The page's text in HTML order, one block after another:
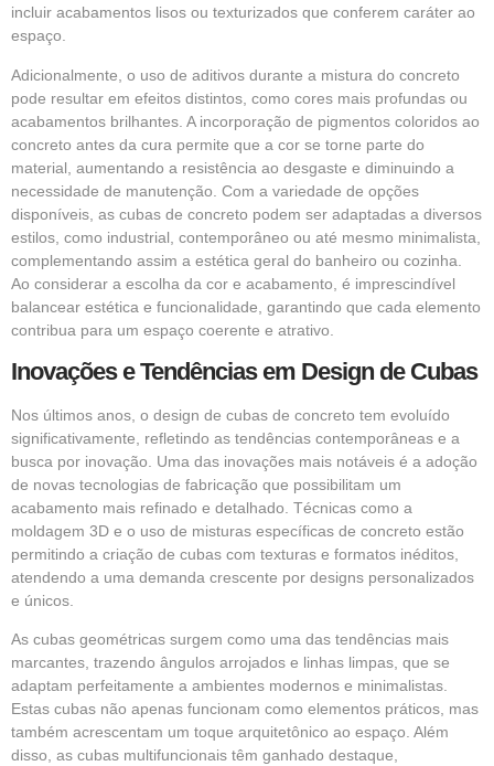
incluir acabamentos lisos ou texturizados que conferem caráter ao
espaço.
Adicionalmente, o uso de aditivos durante a mistura do concreto
pode resultar em efeitos distintos, como cores mais profundas ou
acabamentos brilhantes. A incorporação de pigmentos coloridos ao
concreto antes da cura permite que a cor se torne parte do
material, aumentando a resistência ao desgaste e diminuindo a
necessidade de manutenção. Com a variedade de opções
disponíveis, as cubas de concreto podem ser adaptadas a diversos
estilos, como industrial, contemporâneo ou até mesmo minimalista,
complementando assim a estética geral do banheiro ou cozinha.
Ao considerar a escolha da cor e acabamento, é imprescindível
balancear estética e funcionalidade, garantindo que cada elemento
contribua para um espaço coerente e atrativo.
Inovações e Tendências em Design de Cubas
Nos últimos anos, o design de cubas de concreto tem evoluído
significativamente, refletindo as tendências contemporâneas e a
busca por inovação. Uma das inovações mais notáveis é a adoção
de novas tecnologias de fabricação que possibilitam um
acabamento mais refinado e detalhado. Técnicas como a
moldagem 3D e o uso de misturas específicas de concreto estão
permitindo a criação de cubas com texturas e formatos inéditos,
atendendo a uma demanda crescente por designs personalizados
e únicos.
As cubas geométricas surgem como uma das tendências mais
marcantes, trazendo ângulos arrojados e linhas limpas, que se
adaptam perfeitamente a ambientes modernos e minimalistas.
Estas cubas não apenas funcionam como elementos práticos, mas
também acrescentam um toque arquitetônico ao espaço. Além
disso, as cubas multifuncionais têm ganhado destaque,